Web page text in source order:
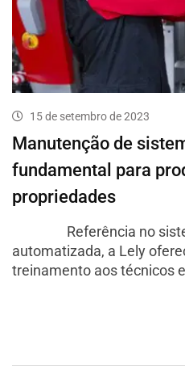
15 de setembro de 2023
Manutenção de
fundamental para
propriedades
Referência no
automatizada, a Lely
treinamento aos técnicos